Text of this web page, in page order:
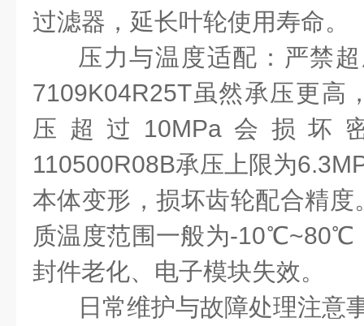
过滤器，延长叶轮使用寿命。
压力与温度适配：严禁
7109K04R25T虽然承压更高
压超过 10MPa会损坏
110500R08B承压上限为
本体变形，损坏齿轮配合精
质温度范围一般为-10℃~80℃
封件老化、电子模块失效。
日常维护与故障处理注意